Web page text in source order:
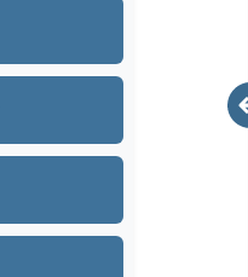
DH-IPC-
Z12E
Заказать